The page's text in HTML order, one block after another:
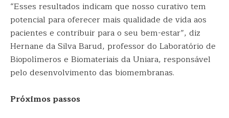
“Esses resultados indicam que nosso curativo tem
potencial para oferecer mais qualidade de vida aos
pacientes e contribuir para o seu bem-estar”, diz
Hernane da Silva Barud, professor do Laboratório de
Biopolímeros e Biomateriais da Uniara, responsável
pelo desenvolvimento das biomembranas.
Próximos passos